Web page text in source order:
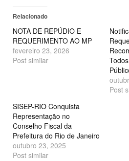
em
janela)
Relacionado
NOTA DE REPÚDIO E
REQUERIMENTO AO MP
fevereiro 23, 2026
Post similar
Post
SISEP-RIO Conquista
Representação no
Conselho Fiscal da
Prefeitura do Rio de Janeiro
outubro 23, 2025
Post similar